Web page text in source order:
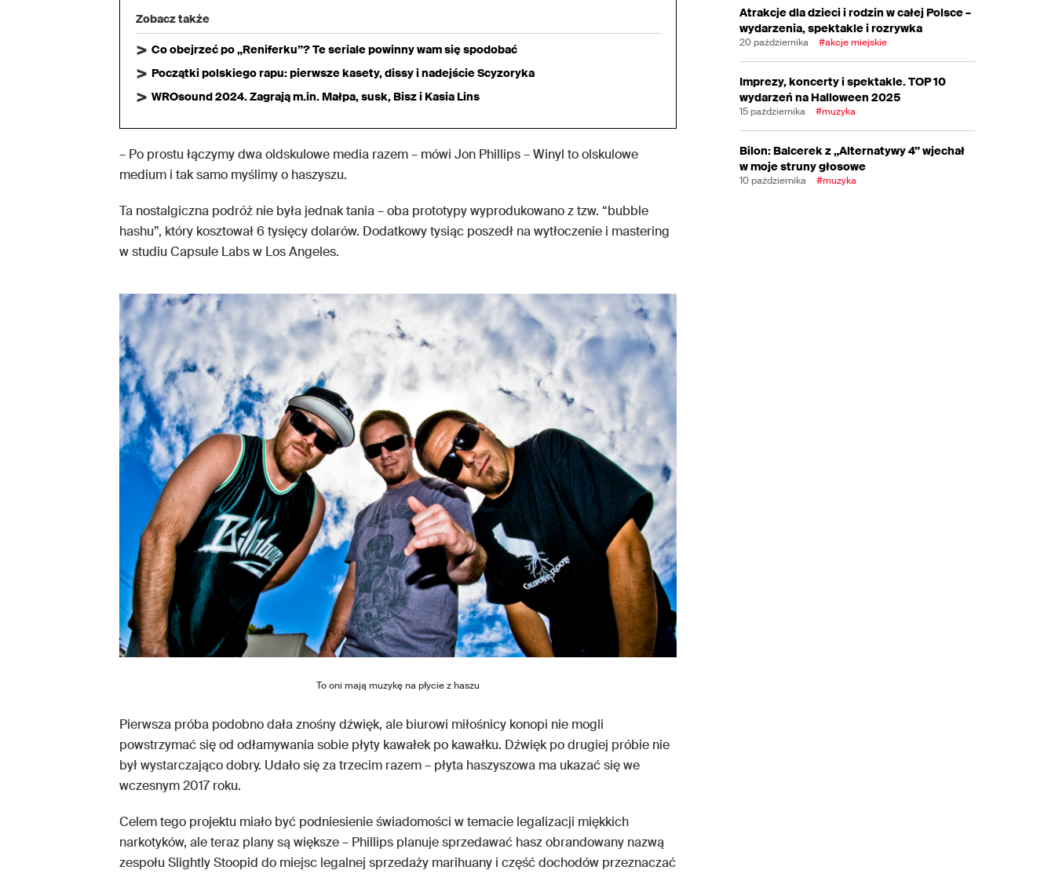
Zobacz także
Co obejrzeć po „Reniferku”? Te seriale powinny wam się spodobać
Początki polskiego rapu: pierwsze kasety, dissy i nadejście Scyzoryka
WROsound 2024. Zagrają m.in. Małpa, susk, Bisz i Kasia Lins
– Po prostu łączymy dwa oldskulowe media razem – mówi Jon Phillips – Winyl to olskulowe
medium i tak samo myślimy o haszyszu.
Ta nostalgiczna podróż nie była jednak tania – oba prototypy wyprodukowano z tzw. “bubble
hashu”, który kosztował 6 tysięcy dolarów. Dodatkowy tysiąc poszedł na wytłoczenie i mastering
w studiu Capsule Labs w Los Angeles.
To oni mają muzykę na płycie z haszu
Pierwsza próba podobno dała znośny dźwięk, ale biurowi miłośnicy konopi nie mogli
powstrzymać się od odłamywania sobie płyty kawałek po kawałku. Dźwięk po drugiej próbie nie
był wystarczająco dobry. Udało się za trzecim razem – płyta haszyszowa ma ukazać się we
wczesnym 2017 roku.
Celem tego projektu miało być podniesienie świadomości w temacie legalizacji miękkich
narkotyków, ale teraz plany są większe – Phillips planuje sprzedawać hasz obrandowany nazwą
zespołu Slightly Stoopid do miejsc legalnej sprzedaży marihuany i część dochodów przeznaczać
Atrakcje dla dzieci i rodzin w całej Polsce –
wydarzenia, spektakle i rozrywka
20 października #akcje miejskie
Imprezy, koncerty i spektakle. TOP 10
wydarzeń na Halloween 2025
15 października #muzyka
Bilon: Balcerek z „Alternatywy 4” wjechał
w moje struny głosowe
10 października #muzyka